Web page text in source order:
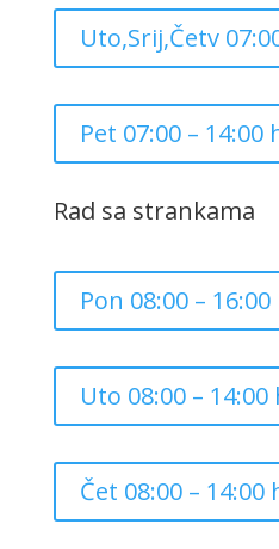
Uto,Srij,Četv
Pet 07:00 – 14:00
Rad sa strankama
Pon 08:00 – 16:00
Uto 08:00 – 14:00
Čet 08:00 – 14:00